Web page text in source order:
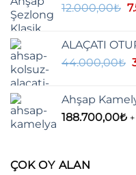
12.000,00₺
ALAÇATI
44.000,00₺
Ahşap
188.700,00₺
ÇOK OY ALAN